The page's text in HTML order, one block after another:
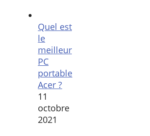
Quel est
le
meilleur
PC
portable
Acer ?
11
octobre
2021